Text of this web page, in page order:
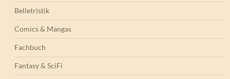
Belletristik
Comics & Mangas
Fachbuch
Fantasy & SciFi